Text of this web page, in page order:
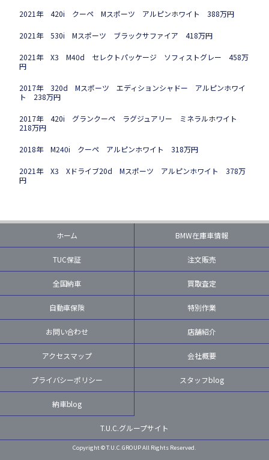
2021年 420i クーペ Mスポーツ アルピンホワイト 388万円
2021年 530i Mスポーツ ブラックサファイア 418万円
2021年 X3 M40d セレクトパッケージ ソフィストグレー 458万
円
2017年 320d Mスポーツ エディションシャドー アルピンホワイ
ト 238万円
2017年 420i グランクーペ ラグジュアリー ミネラルホワイト
218万円
2018年 M240i クーペ アルピンホワイト 318万円
2021年 X3 Xドライブ20d Mスポーツ アルピンホワイト 378万
円
ホーム BMW在庫車情報
TUC保証 注文販売
全国納車 買取査定
自動車保険 特別作業
お問い合わせ 店舗紹介
アクセスマップ 会社概要
プライバシーポリシー スタッフblog
納車blog
T.U.C.グループサイト
Copyright © T.U.C.GROUP All Rights Reserved.